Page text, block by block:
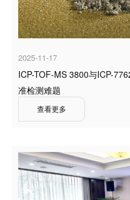
2025-11-17
ICP-TOF-MS 3800与ICP-
准检测难题
查看更多